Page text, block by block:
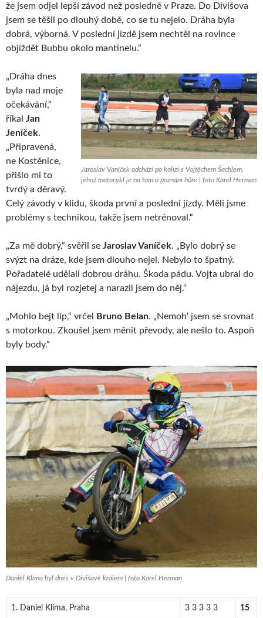
že jsem odjel lepší závod než posledně v Praze. Do Divišova
jsem se těšil po dlouhý době, co se tu nejelo. Dráha byla
dobrá, výborná. V poslední jízdě jsem nechtěl na rovince
objíždět Bubbu okolo mantinelu.“
Jaroslav Vaníček odchází po kolizi s Vojtěchem Šachlem,
jehož motocykl je na tom o poznání hůře | foto Karel Herman
„Dráha dnes
byla nad moje
očekávání,“
říkal Jan
Jeníček.
„Připravená,
ne Kostěnice,
přišlo mi to
tvrdý a děravý.
Celý závody v klidu, škoda první a poslední jízdy. Měli jsme
problémy s technikou, takže jsem netrénoval.“
„Za mě dobrý,“ svěřil se Jaroslav Vaníček. „Bylo dobrý se
svýzt na dráze, kde jsem dlouho nejel. Nebylo to špatný.
Pořadatelé udělali dobrou dráhu. Škoda pádu. Vojta ubral do
nájezdu, já byl rozjetej a narazil jsem do něj.“
„Mohlo bejt líp,“ vrčel Bruno Belan. „Nemoh‘ jsem se srovnat
s motorkou. Zkoušel jsem měnit převody, ale nešlo to. Aspoň
byly body.“
Daniel Klíma byl dnes v Divišově králem | foto Karel Herman
1. Daniel Klíma, Praha 3 3 3 3 3 15